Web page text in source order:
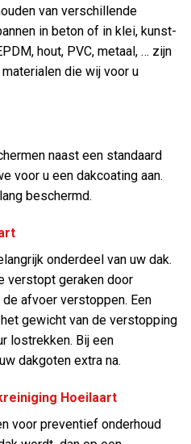
van verschillende
in beton of in klei, kunst-
hout, PVC, metaal, … zijn
die wij voor u
naast een standaard
voor u een dakcoating aan.
beschermd.
onderdeel van uw dak.
verstopt geraken door
afvoer verstoppen. Een
gewicht van de verstopping
lostrekken. Bij een
dakgoten extra na.
Hoeilaart
voor preventief onderhoud